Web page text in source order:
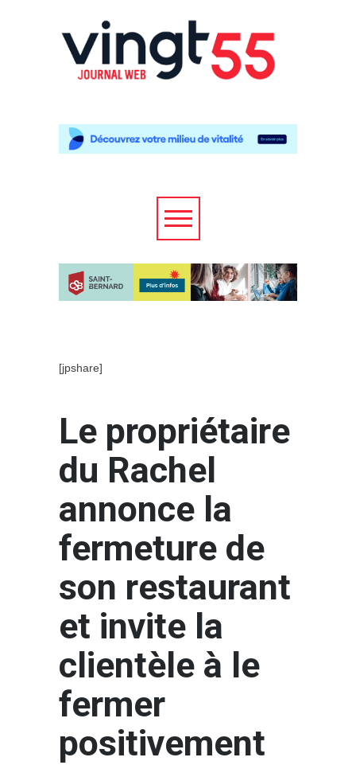
[jpshare]
Le propriétaire
du Rachel
annonce la
fermeture de
son restaurant
et invite la
clientèle à le
fermer
positivement